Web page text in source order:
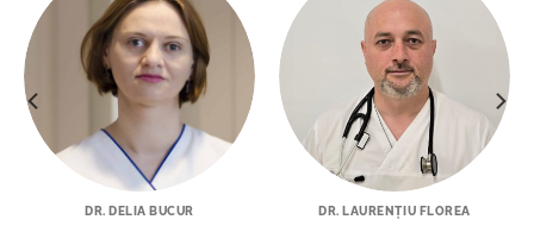
DR. DELIA BUCUR DR. LAURENȚIU FLOREA